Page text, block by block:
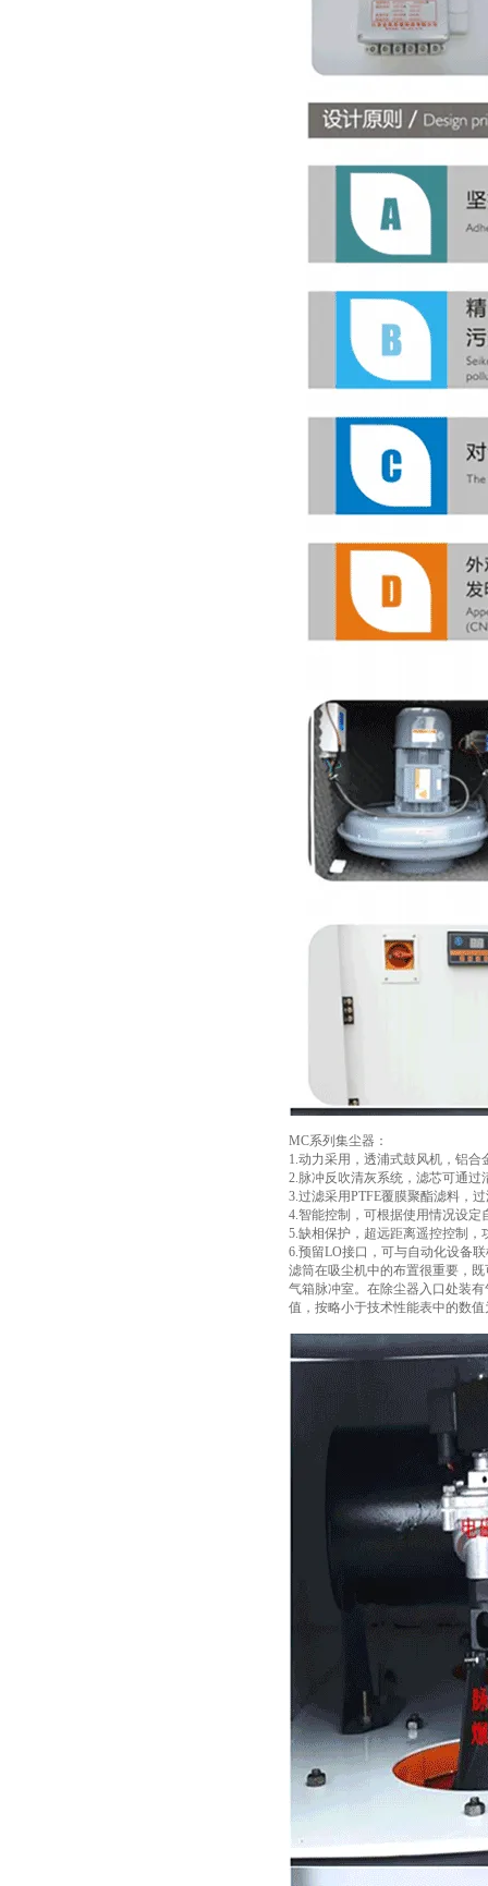
MC系列集尘器：
1.动力采用，透浦式鼓风机，铝
2.脉冲反吹清灰系统，滤芯可通
3.过滤采用PTFE覆膜聚酯滤料，
4.智能控制，可根据使用情况设定
5.缺相保护，超远距离遥控控制，
6.预留LO接口，可与自动化设备
滤筒在吸尘机中的布置很重要，
气箱脉冲室。在除尘器入口处装
值，按略小于技术性能表中的数